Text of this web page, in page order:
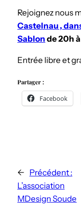
Rejoignez nous
Castelnau ,
Sablon de 20h
Entrée libre et
Partager :
Facebook
← Précédent :
L’association
MDesign Soude